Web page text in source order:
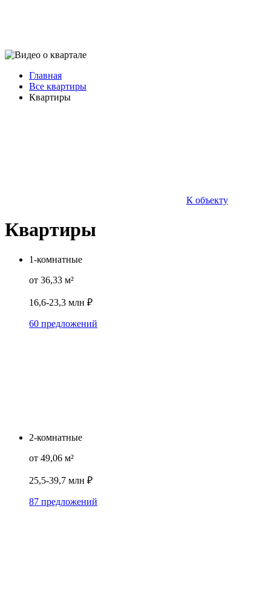
Главная
Все квартиры
Квартиры
К объекту
Квартиры
1-комнатные
от 36,33 м²
16,6-23,3 млн ₽
60 предложений
2-комнатные
от 49,06 м²
25,5-39,7 млн ₽
87 предложений